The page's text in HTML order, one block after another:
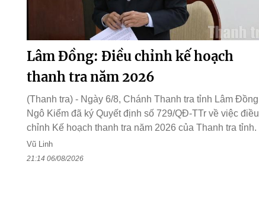
Lâm Đồng: Điều chỉnh kế hoạch
thanh tra năm 2026
(Thanh tra) - Ngày 6/8, Chánh Thanh tra tỉnh Lâm Đồng
Ngô Kiểm đã ký Quyết định số 729/QĐ-TTr về việc điều
chỉnh Kế hoạch thanh tra năm 2026 của Thanh tra tỉnh.
Vũ Linh
21:14 06/08/2026